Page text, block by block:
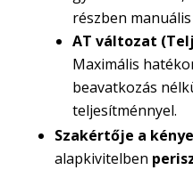
részben
AT változat
Maximális
beavatkozás
teljesítménnyel.
Szakértője a
alapkivitelben